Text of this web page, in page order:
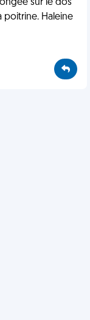
sur le dos
poitrine. Haleine